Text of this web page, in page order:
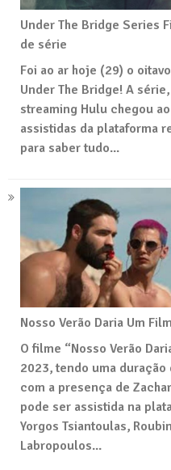
Under The Bridge Series
de série
Foi ao ar hoje (29) o
Under The Bridge! A
streaming Hulu chegou
assistidas da plataforma
para saber tudo...
Nosso Verão Daria Um
O filme “Nosso Verão
2023, tendo uma
com a presença de
pode ser assistida na
Yorgos Tsiantoulas,
Labropoulos...